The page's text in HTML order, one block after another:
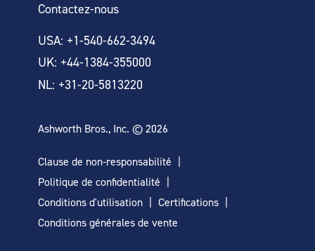
Contactez-nous
USA: +1-540-662-3494
UK: +44-1384-355000
NL: +31-20-5813220
Ashworth Bros., Inc. © 2026
Clause de non-responsabilité
Politique de confidentialité
Conditions d'utilisation
Certifications
Conditions générales de vente